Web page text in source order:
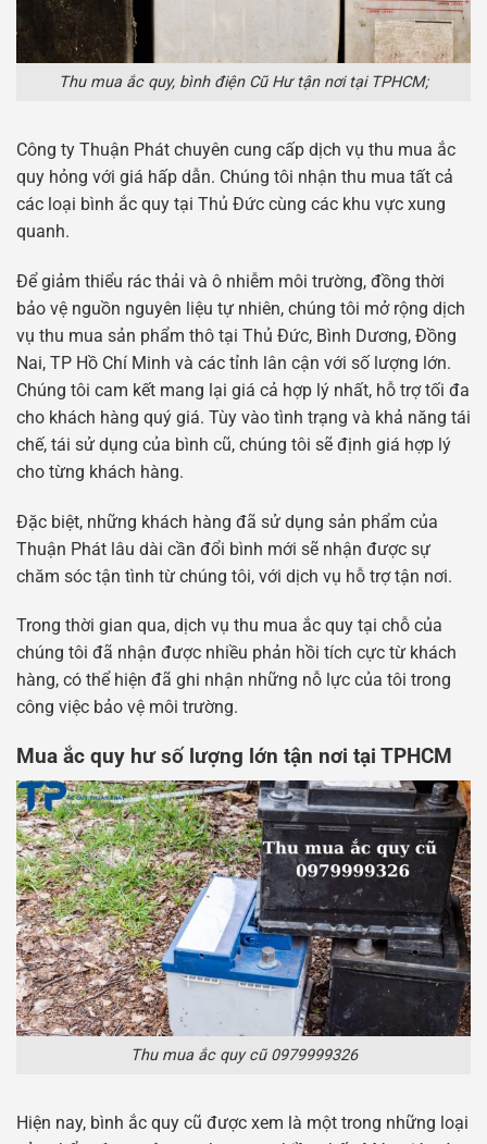
Thu mua ắc quy, bình điện Cũ Hư tận nơi tại TPHCM;
Công ty Thuận Phát chuyên cung cấp dịch vụ thu mua ắc
quy hỏng với giá hấp dẫn. Chúng tôi nhận thu mua tất cả
các loại bình ắc quy tại Thủ Đức cùng các khu vực xung
quanh.
Để giảm thiểu rác thải và ô nhiễm môi trường, đồng thời
bảo vệ nguồn nguyên liệu tự nhiên, chúng tôi mở rộng dịch
vụ thu mua sản phẩm thô tại Thủ Đức, Bình Dương, Đồng
Nai, TP Hồ Chí Minh và các tỉnh lân cận với số lượng lớn.
Chúng tôi cam kết mang lại giá cả hợp lý nhất, hỗ trợ tối đa
cho khách hàng quý giá. Tùy vào tình trạng và khả năng tái
chế, tái sử dụng của bình cũ, chúng tôi sẽ định giá hợp lý
cho từng khách hàng.
Đặc biệt, những khách hàng đã sử dụng sản phẩm của
Thuận Phát lâu dài cần đổi bình mới sẽ nhận được sự
chăm sóc tận tình từ chúng tôi, với dịch vụ hỗ trợ tận nơi.
Trong thời gian qua, dịch vụ thu mua ắc quy tại chỗ của
chúng tôi đã nhận được nhiều phản hồi tích cực từ khách
hàng, có thể hiện đã ghi nhận những nỗ lực của tôi trong
công việc bảo vệ môi trường.
Mua ắc quy hư số lượng lớn tận nơi tại TPHCM
Thu mua ắc quy cũ 0979999326
Hiện nay, bình ắc quy cũ được xem là một trong những loại